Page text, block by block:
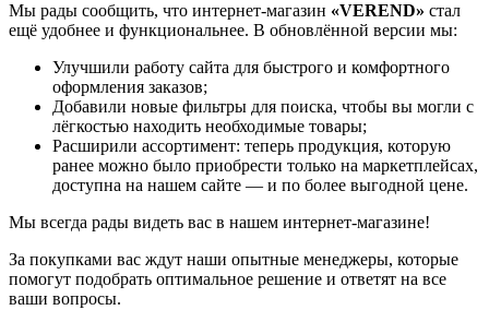
Мы рады сообщить, что интернет-магазин «VEREND» стал
ещё удобнее и функциональнее. В обновлённой версии мы:
Улучшили работу сайта для быстрого и комфортного
оформления заказов;
Добавили новые фильтры для поиска, чтобы вы могли с
лёгкостью находить необходимые товары;
Расширили ассортимент: теперь продукция, которую
ранее можно было приобрести только на маркетплейсах,
доступна на нашем сайте — и по более выгодной цене.
Мы всегда рады видеть вас в нашем интернет-магазине!
За покупками вас ждут наши опытные менеджеры, которые
помогут подобрать оптимальное решение и ответят на все
ваши вопросы.